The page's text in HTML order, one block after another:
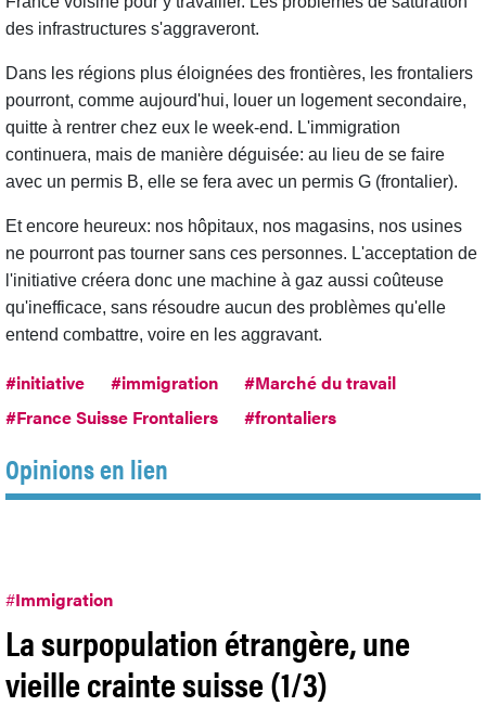
des infrastructures s'aggraveront.
Dans les régions plus éloignées des frontières, les frontaliers
pourront, comme aujourd'hui, louer un logement secondaire,
quitte à rentrer chez eux le week-end. L'immigration
continuera, mais de manière déguisée: au lieu de se faire
avec un permis B, elle se fera avec un permis G (frontalier).
Et encore heureux: nos hôpitaux, nos magasins, nos usines
ne pourront pas tourner sans ces personnes. L'acceptation de
l'initiative créera donc une machine à gaz aussi coûteuse
qu'inefficace, sans résoudre aucun des problèmes qu'elle
entend combattre, voire en les aggravant.
#initiative #immigration
#Marché du travail
#France Suisse Frontaliers
#frontaliers
Opinions en lien
#Immigration
La surpopulation étrangère, une
vieille crainte suisse (1/3)